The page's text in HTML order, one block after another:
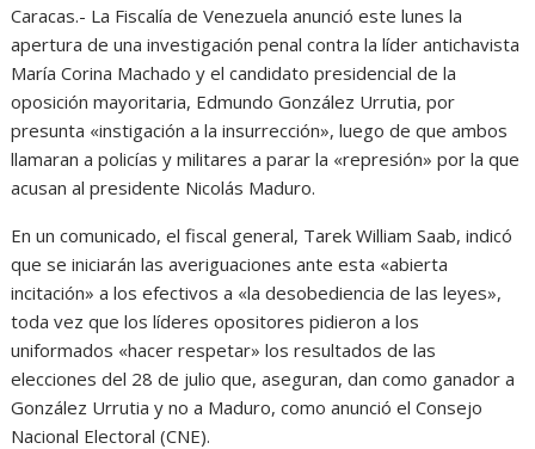
Caracas.- La Fiscalía de Venezuela anunció este lunes la
apertura de una investigación penal contra la líder antichavista
María Corina Machado y el candidato presidencial de la
oposición mayoritaria, Edmundo González Urrutia, por
presunta «instigación a la insurrección», luego de que ambos
llamaran a policías y militares a parar la «represión» por la que
acusan al presidente Nicolás Maduro.
En un comunicado, el fiscal general, Tarek William Saab, indicó
que se iniciarán las averiguaciones ante esta «abierta
incitación» a los efectivos a «la desobediencia de las leyes»,
toda vez que los líderes opositores pidieron a los
uniformados «hacer respetar» los resultados de las
elecciones del 28 de julio que, aseguran, dan como ganador a
González Urrutia y no a Maduro, como anunció el Consejo
Nacional Electoral (CNE).